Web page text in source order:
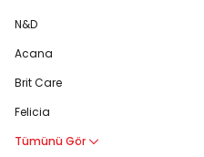
N&D
Acana
Brit Care
Felicia
Tümünü Gör